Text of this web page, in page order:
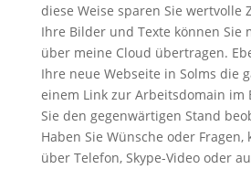
diese Weise sparen Sie wertvolle
Ihre Bilder und Texte können Sie
über meine Cloud übertragen.
Ihre neue Webseite in Solms die
einem Link zur Arbeitsdomain im
Sie den gegenwärtigen Stand
Haben Sie Wünsche oder
über Telefon, Skype-Video oder